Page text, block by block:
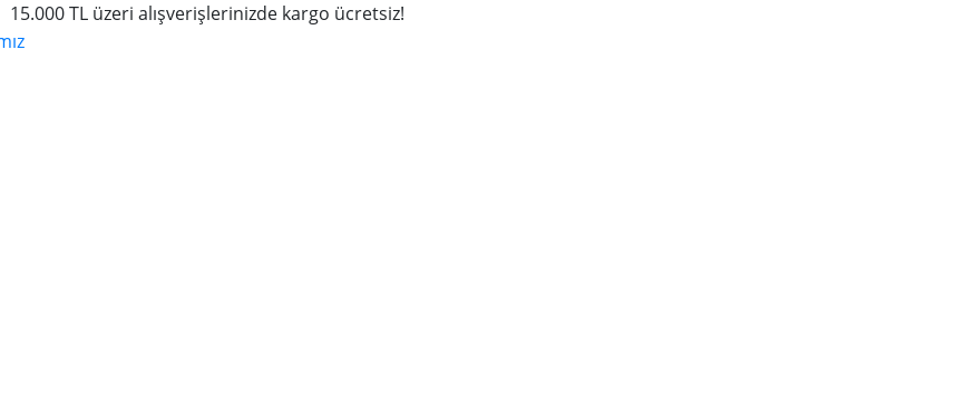
15.000 TL üzeri alışverişlerinizde kargo ücretsiz!